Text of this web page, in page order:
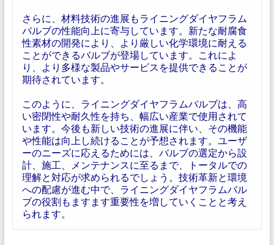
さらに、材料技術の進展もライニングダイヤフラム
バルブの性能向上に寄与しています。新たな耐腐食
性素材の開発により、より厳しい化学環境に耐える
ことができるバルブが登場しています。これによ
り、より多様な製品やサービスを提供できることが
期待されています。
このように、ライニングダイヤフラムバルブは、高
い密閉性や耐久性を持ち、幅広い産業で使用されて
います。今後も新しい技術の進展に伴い、その機能
や性能は向上し続けることが予想されます。ユーザ
ーのニーズに応えるためには、バルブの選定から設
計、施工、メンテナンスに至るまで、トータルでの
理解と対応が求められるでしょう。技術革新と環境
への配慮が進む中で、ライニングダイヤフラムバル
ブの役割もますます重要性を増していくことと考え
られます。